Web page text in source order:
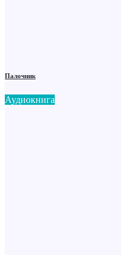
Палочник
Аудиокнига